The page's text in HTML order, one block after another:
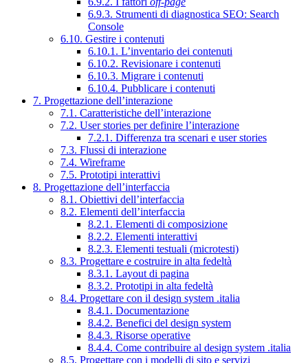
6.9.3. Strumenti di diagnostica SEO: Search
Console
6.10. Gestire i contenuti
6.10.1. L’inventario dei contenuti
6.10.2. Revisionare i contenuti
6.10.3. Migrare i contenuti
6.10.4. Pubblicare i contenuti
7. Progettazione dell’interazione
7.1. Caratteristiche dell’interazione
7.2. User stories per definire l’interazione
7.2.1. Differenza tra scenari e user stories
7.3. Flussi di interazione
7.4. Wireframe
7.5. Prototipi interattivi
8. Progettazione dell’interfaccia
8.1. Obiettivi dell’interfaccia
8.2. Elementi dell’interfaccia
8.2.1. Elementi di composizione
8.2.2. Elementi interattivi
8.2.3. Elementi testuali (microtesti)
8.3. Progettare e costruire in alta fedeltà
8.3.1. Layout di pagina
8.3.2. Prototipi in alta fedeltà
8.4. Progettare con il design system .italia
8.4.1. Documentazione
8.4.2. Benefici del design system
8.4.3. Risorse operative
8.4.4. Come contribuire al design system .italia
8.5. Progettare con i modelli di sito e servizi